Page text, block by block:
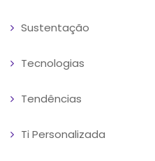
Sustentação
Tecnologias
Tendências
Ti Personalizada